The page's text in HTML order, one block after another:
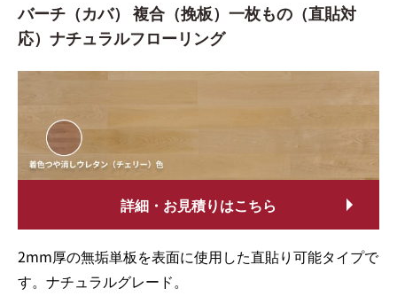
バーチ（カバ） 複合（挽板）一枚もの（直貼対
応）ナチュラルフローリング
詳細・お見積りはこちら
2mm厚の無垢単板を表面に使用した直貼り可能タイプで
す。ナチュラルグレード。